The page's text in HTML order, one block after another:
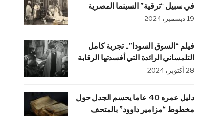
في سبيل “ترقية” السينما المصرية
19 ديسمبر، 2024
فيلم “السوق السودا”.. تجربة كامل
التلمساني الرائدة التي أفسدتها الرقابة
28 أكتوبر، 2024
دليل عمره 40 عاما يحسم الجدل حول
مخطوط “مزامير داوود” بالمتحف